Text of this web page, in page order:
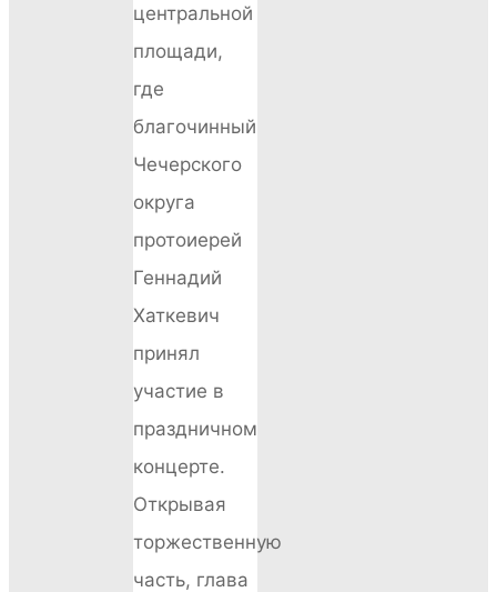
центральной
площади,
где
благочинный
Чечерского
округа
протоиерей
Геннадий
Хаткевич
принял
участие в
праздничном
концерте.
Открывая
торжественную
часть, глава